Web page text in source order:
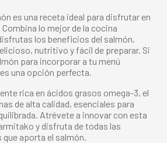
es una receta ideal para disfrutar en
lo mejor de la cocina
los beneficios del salmón,
nutritivo y fácil de preparar. Si
para incorporar a tu menú
una opción perfecta.
rica en ácidos grasos omega-3, el
de alta calidad, esenciales para
Atrévete a innovar con esta
y disfruta de todas las
aporta el salmón.